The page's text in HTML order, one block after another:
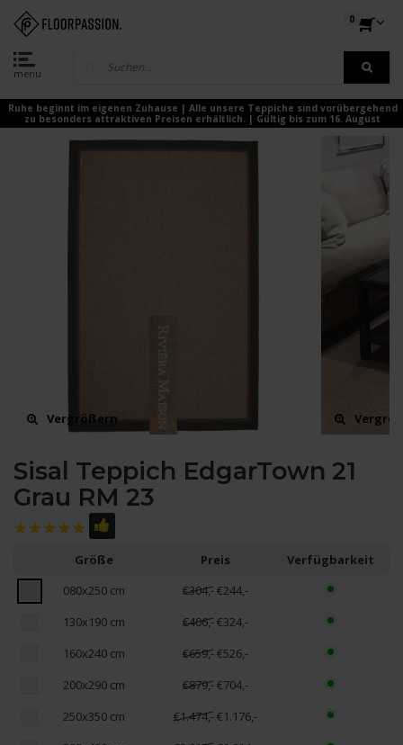
menu
0
Ruhe beginnt im eigenen Zuhause | Alle unsere Teppiche sind vorübergehend
zu besonders attraktiven Preisen erhältlich. | Gültig bis zum 16. August
Vergrößern
Sisal Teppich EdgarTown 21
Grau RM 23
Größe Preis
Verfügbarkeit
080x250 cm
€304,-€244,-
130x190 cm
€406,-€324,-
160x240 cm
€659,-€526,-
200x290 cm
€879,-€704,-
250x350 cm
€1.474,-€1.176,-